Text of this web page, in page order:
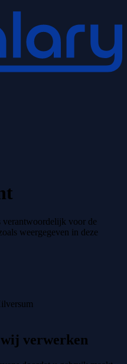
verantwoordelijk voor de
weergegeven in deze
wij verwerken